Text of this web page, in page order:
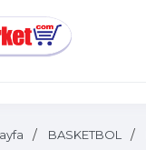
BASKETBOL